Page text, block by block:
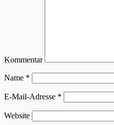
Kommentar
Name *
E-Mail-Adresse *
Website